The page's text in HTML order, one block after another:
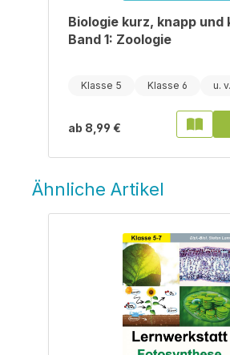
Biologie kurz, knapp und
Band 1: Zoologie
Klasse 5 Klasse 6
ab 8,99 €
Ähnliche Artikel